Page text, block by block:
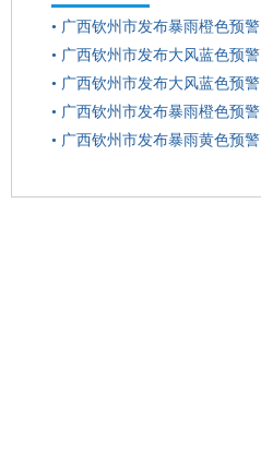
• 广西钦州市发布暴雨橙色预警
• 广西钦州市发布大风蓝色预警
• 广西钦州市发布大风蓝色预警
• 广西钦州市发布暴雨橙色预警
• 广西钦州市发布暴雨黄色预警